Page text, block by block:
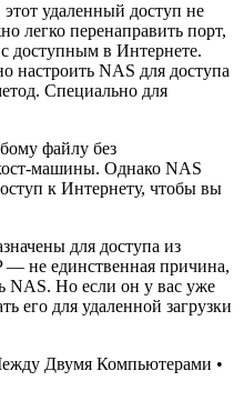
удаленный доступ не
легко перенаправить порт,
доступным в Интернете.
настроить NAS для доступа
Специально для
файлу без
машины. Однако NAS
к Интернету, чтобы вы
для доступа из
— не единственная причина,
NAS. Но если он у вас уже
его для удаленной загрузки